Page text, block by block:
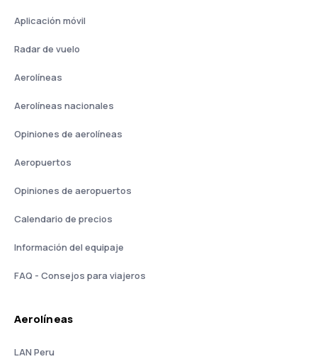
Aplicación móvil
Radar de vuelo
Aerolíneas
Aerolíneas nacionales
Opiniones de aerolíneas
Aeropuertos
Opiniones de aeropuertos
Calendario de precios
Información del equipaje
FAQ - Consejos para viajeros
Aerolíneas
LAN Peru